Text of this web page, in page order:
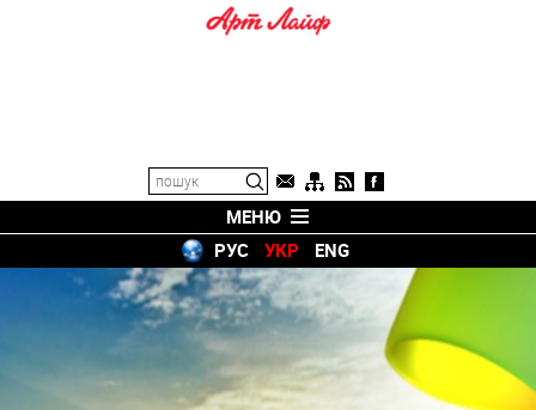
МЕНЮ
РУС
УКР ENG